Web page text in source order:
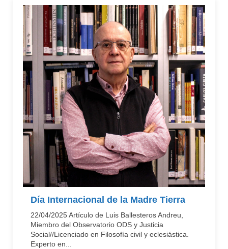
Día Internacional de la Madre Tierra
22/04/2025 Artículo de Luis Ballesteros Andreu,
Miembro del Observatorio ODS y Justicia
Social//Licenciado en Filosofía civil y eclesiástica.
Experto en...